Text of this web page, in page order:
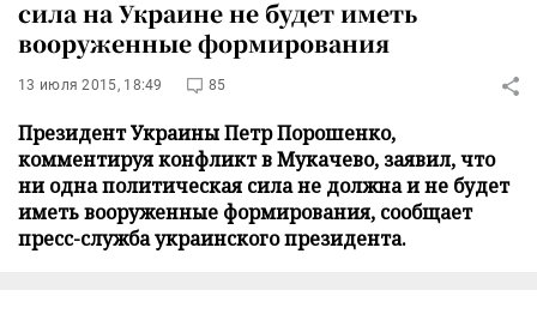
сила на Украине не будет иметь
вооруженные формирования
13 июля 2015, 18:49 85
Президент Украины Петр Порошенко,
комментируя конфликт в Мукачево, заявил, что
ни одна политическая сила не должна и не будет
иметь вооруженные формирования, сообщает
пресс-служба украинского президента.